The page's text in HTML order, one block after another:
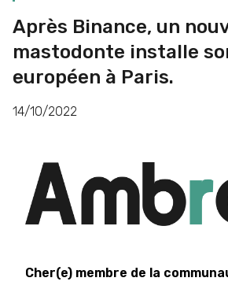
Après Binance, un
mastodonte installe
européen à Paris.
14/10/2022
Cher(e) membre de la